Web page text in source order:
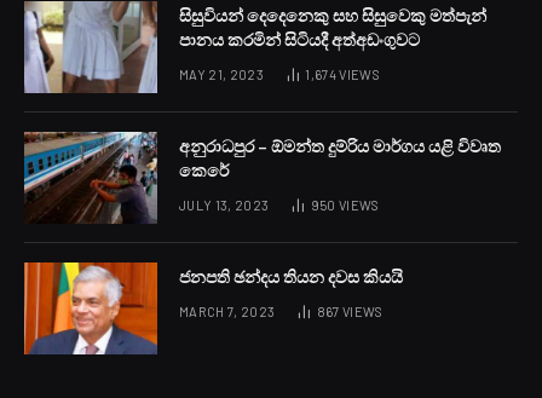
සිසුවියන් දෙදෙනෙකු සහ සිසුවෙකු මත්පැන්
පානය කරමින් සිටියදී අත්අඩංගුවට
MAY 21, 2023 1,674VIEWS
අනුරාධපුර – ඕමන්ත දුම්රිය මාර්ගය යළි විවෘත
කෙරේ
JULY 13, 2023 950 VIEWS
ජනපති ඡන්දය තියන දවස කියයි
MARCH 7, 2023 867 VIEWS